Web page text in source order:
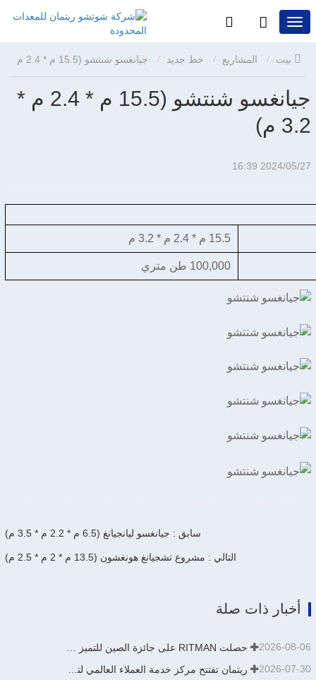
المشاريع خط جديد جيانغسو شنتشو (15.5 م * 2.4 م
جيانغسو شنتشو (15.5 م * 2.4 م *
3.2 م)
2024/05/27 16:39
15.5 م * 2.4 م * 3.2 م
100,000 طن متري
سابق : جيانغسو ليانجيانغ (6.5 م * 2.2 م * 3.5 م)
التالي : مشروع تشجيانغ هونغشون (13.5 م * 2 م * 2.5 م)
أخبار ذات صلة
2026-08-06
2026-07-30